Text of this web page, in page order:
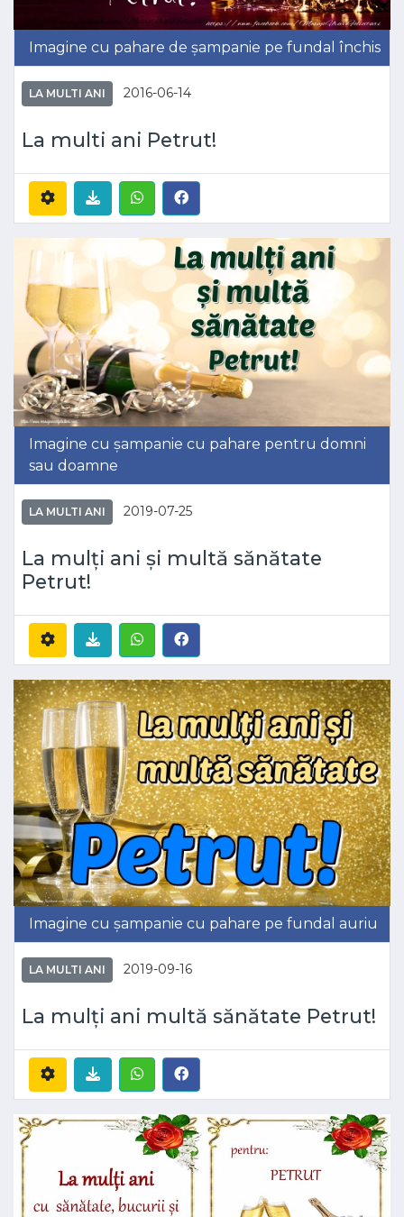
Imagine cu pahare de șampanie pe fundal închis
LA MULTI ANI 2016-06-14
La multi ani Petrut!
Imagine cu șampanie cu pahare pentru domni
sau doamne
LA MULTI ANI 2019-07-25
La mulți ani și multă sănătate
Petrut!
Imagine cu șampanie cu pahare pe fundal auriu
LA MULTI ANI 2019-09-16
La mulți ani multă sănătate Petrut!